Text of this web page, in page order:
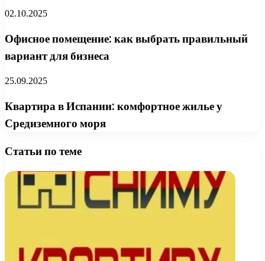
02.10.2025
Офисное помещение: как выбрать правильный
вариант для бизнеса
25.09.2025
Квартира в Испании: комфортное жилье у
Средиземного моря
Статьи по теме